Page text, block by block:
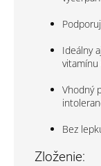
Ideálny
vitamínu
Vhodný
Bez
Zloženie: